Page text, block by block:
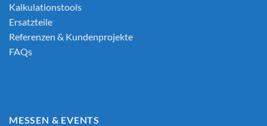
Kalkulationstools
Ersatzteile
Referenzen & Kundenprojekte
FAQs
MESSEN & EVENTS